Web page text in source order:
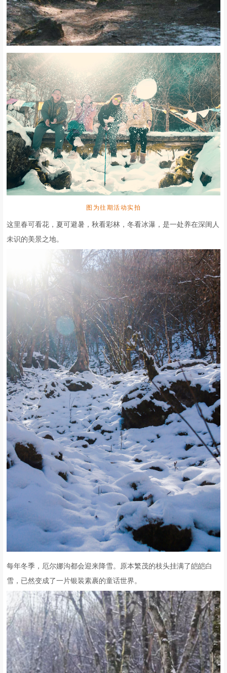
图为往期活动实拍
这里春可看花，夏可避暑，秋看彩林，冬看冰瀑，是一处养在深闺人
未识的美景之地。
每年冬季，厄尔娜沟都会迎来降雪。原本繁茂的枝头挂满了皑皑白
雪，已然变成了一片银装素裹的童话世界。